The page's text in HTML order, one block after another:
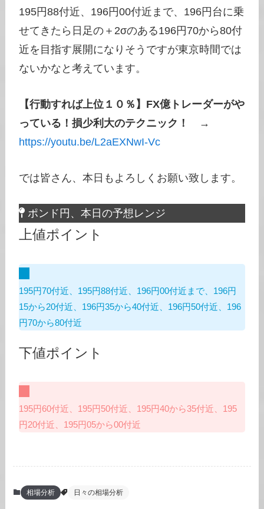
195円88付近、196円00付近まで、196円台に乗
せてきたら日足の＋2σのある196円70から80付
近を目指す展開になりそうですが東京時間では
ないかなと考えています。
【行動すれば上位１０％】FX億トレーダーがや
っている！損少利大のテクニック！
→
https://youtu.be/L2aEXNwI-Vc
では皆さん、本日もよろしくお願い致します。
ポンド円、本日の予想レンジ
上値ポイント
195円70付近、195円88付近、196円00付近まで、196円
15から20付近、196円35から40付近、196円50付近、196
円70から80付近
下値ポイント
195円60付近、195円50付近、195円40から35付近、195
円20付近、195円05から00付近
相場分析 日々の相場分析